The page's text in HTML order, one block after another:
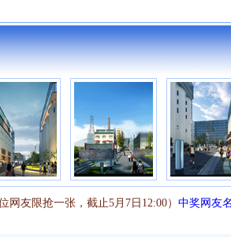
友限抢一张，截止5月7日12:00） 中奖网友